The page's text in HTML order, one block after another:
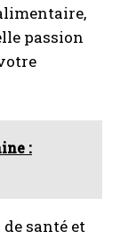
passion
:
de santé et